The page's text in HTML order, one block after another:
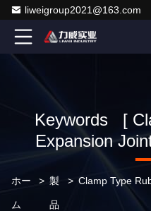
liweigroup2021@163.com
Keywords [
Expansion
ホー
ム
> 製
品
>